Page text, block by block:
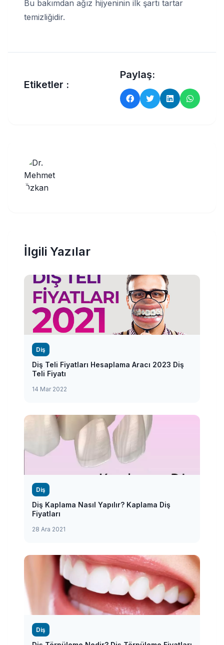
Bu bakımdan ağız hijyeninin ilk şartı tartar
temizliğidir.
Etiketler :
Paylaş:
İlgili Yazılar
Diş
Diş Teli Fiyatları Hesaplama Aracı 2023 Diş
Teli Fiyatı
14 Mar 2022
Diş
Diş Kaplama Nasıl Yapılır? Kaplama Diş
Fiyatları
28 Ara 2021
Diş